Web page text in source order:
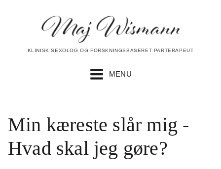
KLINISK SEXOLOG OG FORSKNINGSBASERET PARTERAPEUT
MENU
Min kæreste slår mig -
Hvad skal jeg gøre?